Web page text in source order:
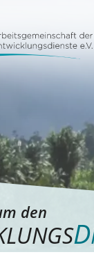
den
D